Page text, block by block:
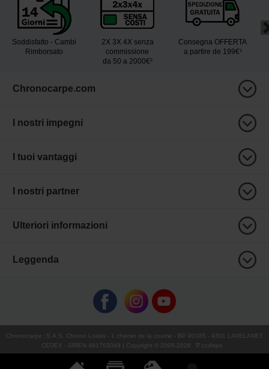
Soddisfatto - Cambi
Rimborsato
2X 3X 4X senza
commissione
da 50 a 2000€²
Consegna OFFERTA
a partire de 199€¹
Chronocarpe.com
I nostri impegni
I tuoi vantaggi
I nostri partner
Ulteriori informazioni
Leggenda
Chronocarpe : S.A.S. Chrono Loisirs - 1 chemin de la coume - BP 90185 - 9301 LAVELANET
CEDEX - SIREN 481703049 | Copyright © 2005-2026 ∇ ccdispo